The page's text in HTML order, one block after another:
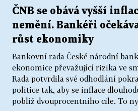
ČNB se obává vyšší
nemění. Bankéři
růst ekonomiky
Bankovní rada České národní
ekonomice převažující rizika ve
Rada potvrdila své odhodlání
politice tak, aby se inflace
poblíž dvouprocentního cíle. To